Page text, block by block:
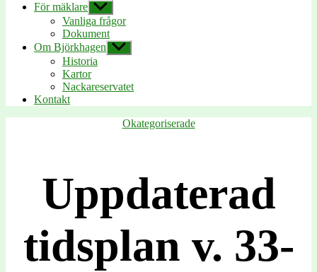
För mäklare Visa
undermeny
Vanliga frågor
Dokument
Om Björkhagen Visa
undermeny
Historia
Kartor
Nackareservatet
Kontakt
Kategorier
Okategoriserade
Uppdaterad
tidsplan v. 33-